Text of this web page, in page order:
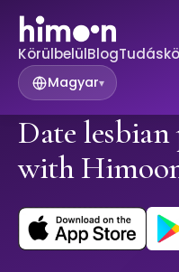
KörülbelülBlog
Magyar▾
Date
with